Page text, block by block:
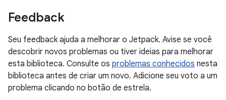
Feedback
Seu feedback ajuda a melhorar o Jetpack. Avise se você
descobrir novos problemas ou tiver ideias para melhorar
esta biblioteca. Consulte os problemas conhecidos nesta
biblioteca antes de criar um novo. Adicione seu voto a um
problema clicando no botão de estrela.